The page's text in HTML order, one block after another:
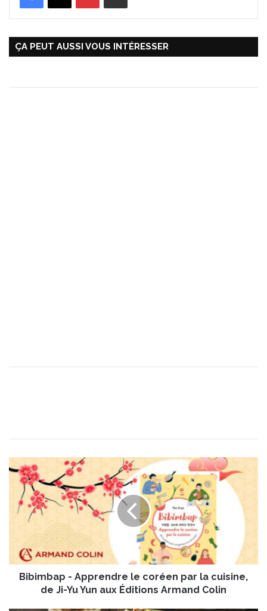
ÇA PEUT AUSSI VOUS INTÉRESSER
-
Bibimbap - Apprendre le coréen par la cuisine,
de Ji-Yu Yun aux Éditions Armand Colin